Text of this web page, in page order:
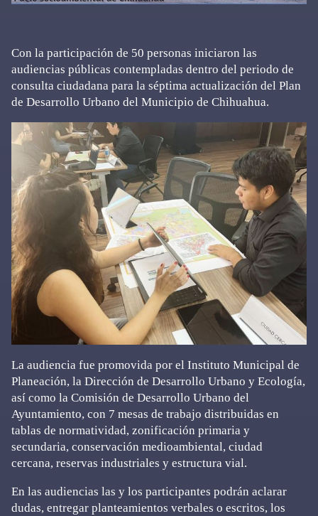
Con la participación de 50 personas iniciaron las
audiencias públicas contempladas dentro del periodo de
consulta ciudadana para la séptima actualización del Plan
de Desarrollo Urbano del Municipio de Chihuahua.
La audiencia fue promovida por el Instituto Municipal de
Planeación, la Dirección de Desarrollo Urbano y Ecología,
así como la Comisión de Desarrollo Urbano del
Ayuntamiento, con 7 mesas de trabajo distribuidas en
tablas de normatividad, zonificación primaria y
secundaria, conservación medioambiental, ciudad
cercana, reservas industriales y estructura vial.
En las audiencias las y los participantes podrán aclarar
dudas, entregar planteamientos verbales o escritos, los